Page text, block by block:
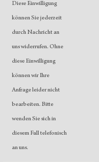
Diese Einwilligung
können Sie jederzeit
durch Nachricht an
uns widerrufen. Ohne
diese Einwilligung
können wir Ihre
Anfrage leider nicht
bearbeiten. Bitte
wenden Sie sich in
diesem Fall telefonisch
an uns.